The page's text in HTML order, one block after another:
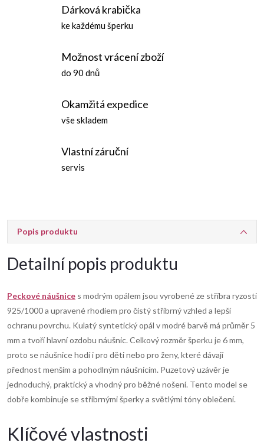
Dárková krabička
ke každému šperku
Možnost vrácení zboží
do 90 dnů
Okamžitá expedice
vše skladem
Vlastní záruční
servis
Popis produktu
Detailní popis produktu
Peckové náušnice s modrým opálem jsou vyrobené ze stříbra ryzosti
925/1000 a upravené rhodiem pro čistý stříbrný vzhled a lepší
ochranu povrchu. Kulatý syntetický opál v modré barvě má průměr 5
mm a tvoří hlavní ozdobu náušnic. Celkový rozměr šperku je 6 mm,
proto se náušnice hodí i pro děti nebo pro ženy, které dávají
přednost menším a pohodlným náušnicím. Puzetový uzávěr je
jednoduchý, praktický a vhodný pro běžné nošení. Tento model se
dobře kombinuje se stříbrnými šperky a světlými tóny oblečení.
Klíčové vlastnosti